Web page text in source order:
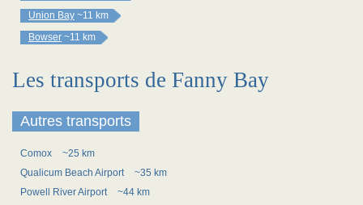
Union Bay ~11 km
Bowser ~11 km
Les transports de Fanny Bay
Autres transports
Comox
~25 km
Qualicum Beach Airport
~35 km
Powell River Airport
~44 km